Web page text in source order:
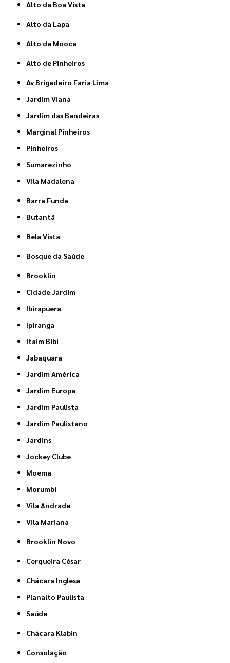
Alto da Boa Vista
Alto da Lapa
Alto da Mooca
Alto de Pinheiros
Av Brigadeiro Faria Lima
Jardim Viana
Jardim das Bandeiras
Marginal Pinheiros
Pinheiros
Sumarezinho
Vila Madalena
Barra Funda
Butantã
Bela Vista
Bosque da Saúde
Brooklin
Cidade Jardim
Ibirapuera
Ipiranga
Itaim Bibi
Jabaquara
Jardim América
Jardim Europa
Jardim Paulista
Jardim Paulistano
Jardins
Jockey Clube
Moema
Morumbi
Vila Andrade
Vila Mariana
Brooklin Novo
Cerqueira César
Chácara Inglesa
Planalto Paulista
Saúde
Chácara Klabin
Consolação